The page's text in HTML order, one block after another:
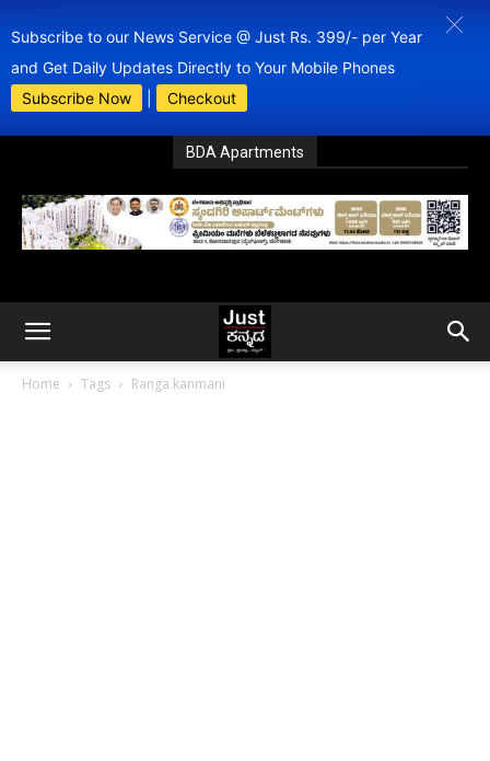
Subscribe to our News Service @ Just Rs. 399/- per Year
and Get Daily Updates Directly to Your Mobile Phones
Subscribe Now
Checkout
BDA Apartments
Home Tags Ranga kanmani